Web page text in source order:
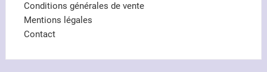
Conditions générales de vente
Mentions légales
Contact